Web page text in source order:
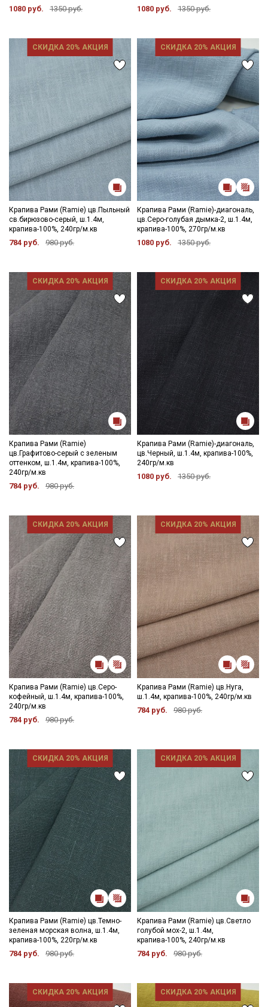
1080 руб. 1350 руб. 1080 руб. 1350 руб.
СКИДКА 20% АКЦИЯ
Крапива Рами (Ramie) цв.Пыльный
св.бирюзово-серый, ш.1.4м,
крапива-100%, 240гр/м.кв
784 руб. 980 руб.
СКИДКА 20% АКЦИЯ
Крапива Рами (Ramie)-диагональ,
цв.Серо-голубая дымка-2, ш.1.4м,
крапива-100%, 270гр/м.кв
1080 руб. 1350 руб.
СКИДКА 20% АКЦИЯ
Крапива Рами (Ramie)
цв.Графитово-серый с зеленым
оттенком, ш.1.4м, крапива-100%,
240гр/м.кв
784 руб. 980 руб.
СКИДКА 20% АКЦИЯ
Крапива Рами (Ramie)-диагональ,
цв.Черный, ш.1.4м, крапива-100%,
240гр/м.кв
1080 руб. 1350 руб.
СКИДКА 20% АКЦИЯ
Крапива Рами (Ramie) цв.Серо-
кофейный, ш.1.4м, крапива-100%,
240гр/м.кв
784 руб. 980 руб.
СКИДКА 20% АКЦИЯ
Крапива Рами (Ramie) цв.Нуга,
ш.1.4м, крапива-100%, 240гр/м.кв
784 руб. 980 руб.
СКИДКА 20% АКЦИЯ
Крапива Рами (Ramie) цв.Темно-
зеленая морская волна, ш.1.4м,
крапива-100%, 220гр/м.кв
784 руб. 980 руб.
СКИДКА 20% АКЦИЯ
Крапива Рами (Ramie) цв.Светло
голубой мох-2, ш.1.4м,
крапива-100%, 240гр/м.кв
784 руб. 980 руб.
СКИДКА 20% АКЦИЯ СКИДКА 20% АКЦИЯ